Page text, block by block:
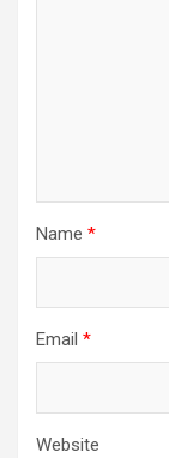
Name *
Email *
Website